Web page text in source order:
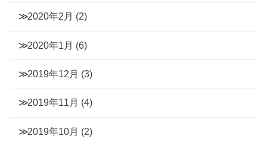
2020年2月 (2)
2020年1月 (6)
2019年12月 (3)
2019年11月 (4)
2019年10月 (2)